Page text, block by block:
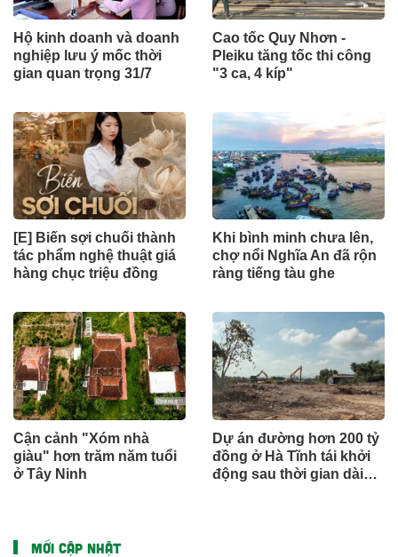
Hộ kinh doanh và doanh
nghiệp lưu ý mốc thời
gian quan trọng 31/7
Cao tốc Quy Nhơn -
Pleiku tăng tốc thi công
"3 ca, 4 kíp"
[E] Biến sợi chuối thành
tác phẩm nghệ thuật giá
hàng chục triệu đồng
Khi bình minh chưa lên,
chợ nổi Nghĩa An đã rộn
ràng tiếng tàu ghe
Cận cảnh "Xóm nhà
giàu" hơn trăm năm tuổi
ở Tây Ninh
Dự án đường hơn 200 tỷ
đồng ở Hà Tĩnh tái khởi
động sau thời gian dài
MỚI CẬP NHẬT